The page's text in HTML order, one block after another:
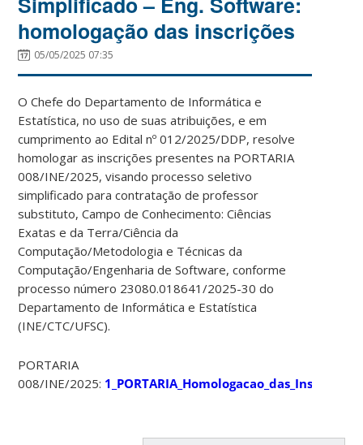
homologação das inscrições
05/05/2025 07:35
O Chefe do Departamento de Informática e
Estatística, no uso de suas atribuições, e em
cumprimento ao Edital nº 012/2025/DDP, resolve
homologar as inscrições presentes na PORTARIA
008/INE/2025, visando processo seletivo
simplificado para contratação de professor
substituto, Campo de Conhecimento: Ciências
Exatas e da Terra/Ciência da
Computação/Metodologia e Técnicas da
Computação/Engenharia de Software, conforme
processo número 23080.018641/2025-30 do
Departamento de Informática e Estatística
(INE/CTC/UFSC).
PORTARIA
008/INE/2025: 1_PORTARIA_Homologacao_das_Inscricoes